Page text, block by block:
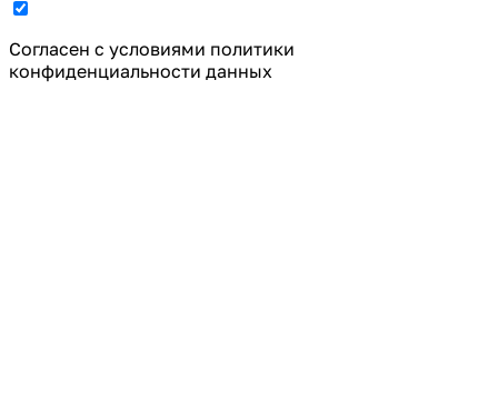
Cогласен с условиями политики
конфиденциальности данных